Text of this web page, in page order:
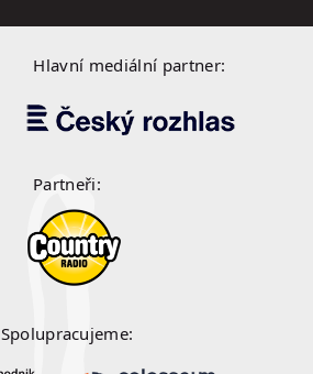
Hlavní mediální partner:
Partneři:
Spolupracujeme: